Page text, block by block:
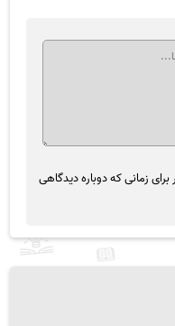
زمانی که دوباره دیدگاهی